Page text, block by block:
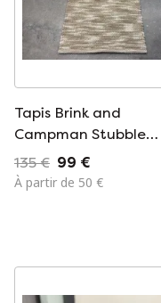
Tapis Brink and
Campman Stubble
29701, 60 x 110 cm
135 € 99 €
À partir de 50 €